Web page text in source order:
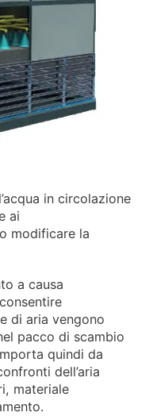
in circolazione
ai
modificare la
a causa
di aria vengono
pacco di scambio
quindi da
dell’aria
materiale